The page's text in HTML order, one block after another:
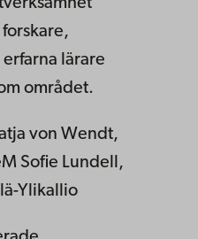
lärare
området.
von Wendt,
Sofie Lundell,
Ylikallio